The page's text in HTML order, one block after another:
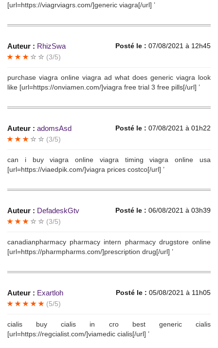
[url=https://viagrviagrs.com/]generic viagra[/url] ’
Auteur : RhizSwa Posté le : 07/08/2021 à 12h45
(3/5)
purchase viagra online viagra ad what does generic viagra look
like [url=https://onviamen.com/]viagra free trial 3 free pills[/url] ’
Auteur : adomsAsd Posté le : 07/08/2021 à 01h22
(3/5)
can i buy viagra online viagra timing viagra online usa
[url=https://viaedpik.com/]viagra prices costco[/url] ’
Auteur : DefadeskGtv Posté le : 06/08/2021 à 03h39
(3/5)
canadianpharmacy pharmacy intern pharmacy drugstore online
[url=https://pharmpharms.com/]prescription drug[/url] ’
Auteur : Exartloh Posté le : 05/08/2021 à 11h05
(5/5)
cialis buy cialis in cro best generic cialis
[url=https://regcialist.com/]viamedic cialis[/url] ’